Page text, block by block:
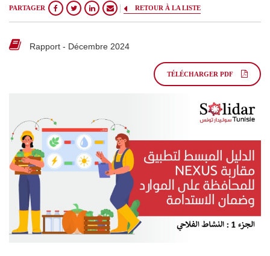
PARTAGER RETOUR À LA LISTE
Rapport - Décembre 2024
TÉLÉCHARGER PDF